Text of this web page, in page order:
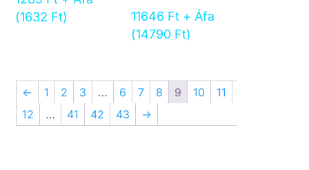
(1632 Ft)
11646 Ft + Áfa
(14790 Ft)
← 1 2 3 … 6 7 8 9 10
11
12
… 41 42 43 →